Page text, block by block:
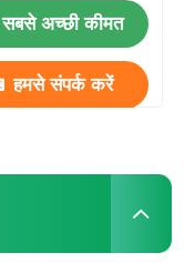
सबसे अच्छी कीमत
हमसे संपर्क करें